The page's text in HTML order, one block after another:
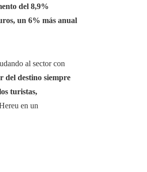
del 8,9%
un 6% más anual
al sector con
del destino siempre
turistas,
en un